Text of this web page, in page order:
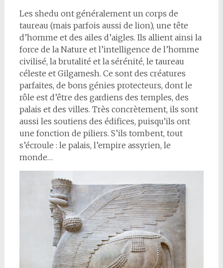
Les shedu ont généralement un corps de
taureau (mais parfois aussi de lion), une tête
d’homme et des ailes d’aigles. Ils allient ainsi la
force de la Nature et l’intelligence de l’homme
civilisé, la brutalité et la sérénité, le taureau
céleste et Gilgamesh. Ce sont des créatures
parfaites, de bons génies protecteurs, dont le
rôle est d’être des gardiens des temples, des
palais et des villes. Très concrètement, ils sont
aussi les soutiens des édifices, puisqu’ils ont
une fonction de piliers. S’ils tombent, tout
s’écroule : le palais, l’empire assyrien, le
monde…